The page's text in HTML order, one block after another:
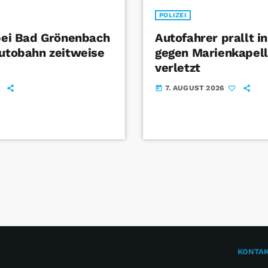
Bad Grönenbach
zeitweise
POLIZEI
Autofahrer prallt
gegen
verletzt
today 7. AUGUST 2026